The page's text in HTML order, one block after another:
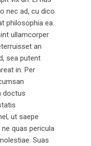
nec ad, cu dico
philosophia ea.
ullamcorper
an
sea putent
in. Per
doctus
ut saepe
quas pericula
Suas